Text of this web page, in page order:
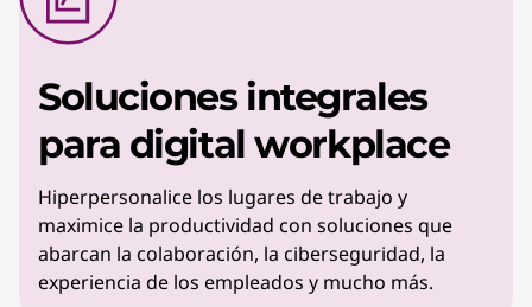
Soluciones integrales
para digital workplace
Hiperpersonalice los lugares de trabajo y
maximice la productividad con soluciones que
abarcan la colaboración, la ciberseguridad, la
experiencia de los empleados y mucho más.